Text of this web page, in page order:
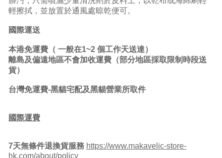
輕擦拭，並放置於通風處晾乾便可。
國際運送
本港免運費 （ 一般在1~2 個工作天送達）
離島及偏遠地區不會加收運費（部分地區採取限制時段送
貨）
台灣免運費-黑貓宅配及黑貓營業所取件
國際運費
7天無條件退換貨服務 https://www.makavelic-store-
hk.com/about/policy